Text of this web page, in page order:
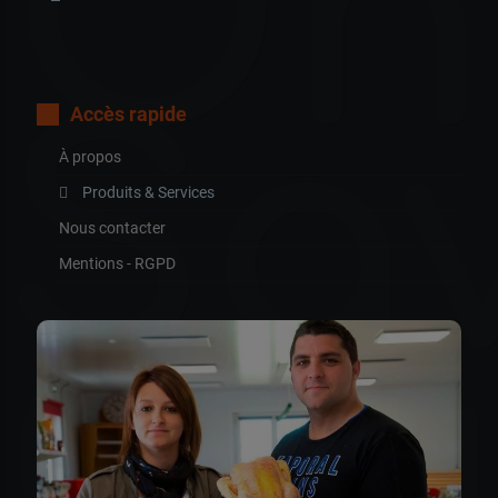
Accès rapide
À propos
Produits & Services
Nous contacter
Mentions - RGPD